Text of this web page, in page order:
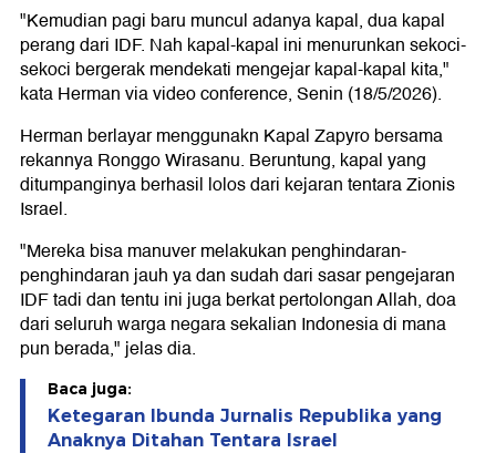
"Kemudian pagi baru muncul adanya kapal, dua kapal
perang dari IDF. Nah kapal-kapal ini menurunkan sekoci-
sekoci bergerak mendekati mengejar kapal-kapal kita,"
kata Herman via video conference, Senin (18/5/2026).
Herman berlayar menggunakn Kapal Zapyro bersama
rekannya Ronggo Wirasanu. Beruntung, kapal yang
ditumpanginya berhasil lolos dari kejaran tentara Zionis
Israel.
"Mereka bisa manuver melakukan penghindaran-
penghindaran jauh ya dan sudah dari sasar pengejaran
IDF tadi dan tentu ini juga berkat pertolongan Allah, doa
dari seluruh warga negara sekalian Indonesia di mana
pun berada," jelas dia.
Baca juga:
Ketegaran Ibunda Jurnalis Republika yang
Anaknya Ditahan Tentara Israel